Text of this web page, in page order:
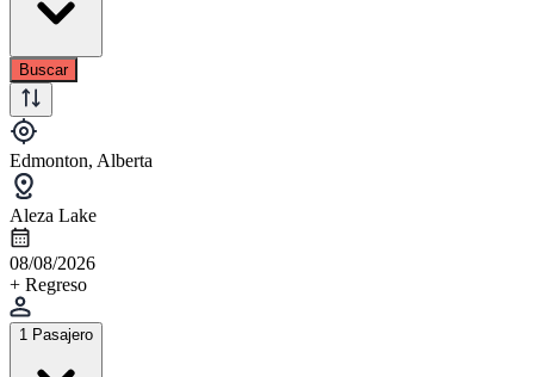
Buscar
Edmonton, Alberta
Aleza Lake
08/08/2026
+ Regreso
1 Pasajero